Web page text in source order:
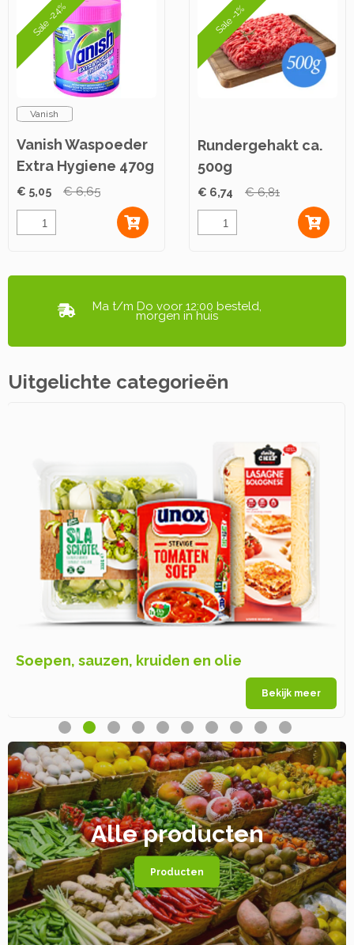
Sale -24%
Vanish
Vanish Waspoeder
Extra Hygiene 470g
€ 5,05 € 6,65
Sale -1%
Rundergehakt ca.
500g
€ 6,74 € 6,81
Ma t/m Do voor 12:00 besteld,
morgen in huis
Uitgelichte categorieën
Soepen, sauzen, kruiden en olie
Bekijk meer
Alle producten
Producten